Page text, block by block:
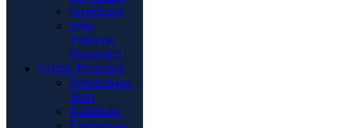
Sertifikalar
Bilgi
Toplumu
Hizmetleri
Üretim Prosesleri
Dökümhane
Hattı
Kalıphane
Ekstrüzyon